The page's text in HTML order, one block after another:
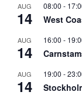
AUG
14
08:00 -
West
AUG
14
16:00 -
AUG
14
19:00 -